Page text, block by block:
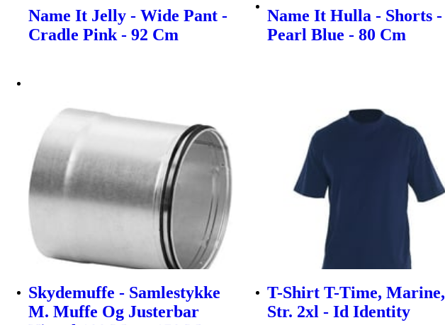
Name It Jelly - Wide Pant -
Cradle Pink - 92 Cm
Name It Hulla - Shorts -
Pearl Blue - 80 Cm
Skydemuffe - Samlestykke
M. Muffe Og Justerbar
T-Shirt T-Time, Marine,
Str. 2xl - Id Identity